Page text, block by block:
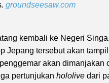
groundseesaw.com
kembali ke Negeri
Jepang tersebut akan
akan dimanjakan
pertunjukan hololive dari